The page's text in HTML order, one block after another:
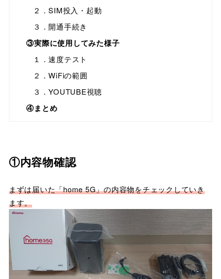
２．SIM投入・起動
３．開通手続き
③実際に使用してみた様子
１．速度テスト
２．WiFiの範囲
３．YOUTUBE視聴
④まとめ
①内容物確認
まずは届いた「home 5G」の内容物をチェックしていき
ます。